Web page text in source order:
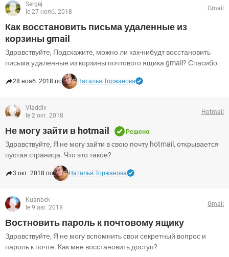
Sergej
le 27 нояб. 2018
Gmail
Как восстановить письма удаленные из
корзины gmail
Здравствуйте, Подскажите, можно ли как-нибудт восстановить
письма удаленные из корзины почтового ящика gmail? Спасибо.
28 нояб. 2018 по Наталья Торжанова
Vladdiv
le 2 окт. 2018
Hotmail
Не могу зайти в hotmail Решено
Здравствуйте, Я не могу зайти в свою почту hotmail, открывается
пустая страница. Что это такое?
3 окт. 2018 по Наталья Торжанова
Kuanbek
le 9 авг. 2018
Gmail
Востновить пароль к почтовому ящику
Здравствуйте, Я не могу вспомнить свои секретный вопрос и
пароль к почте. Как мне восстановить доступ?